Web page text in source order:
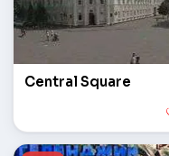
Central Square